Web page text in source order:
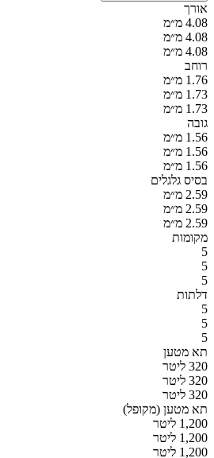
אורך
4.08 מ״מ
4.08 מ״מ
4.08 מ״מ
רוחב
1.76 מ״מ
1.73 מ״מ
1.73 מ״מ
גובה
1.56 מ״מ
1.56 מ״מ
1.56 מ״מ
בסיס גלגלים
2.59 מ״מ
2.59 מ״מ
2.59 מ״מ
מקומות
5
5
5
דלתות
5
5
5
תא מטען
320 ליטר
320 ליטר
320 ליטר
תא מטען (מקופל)
1,200 ליטר
1,200 ליטר
1,200 ליטר